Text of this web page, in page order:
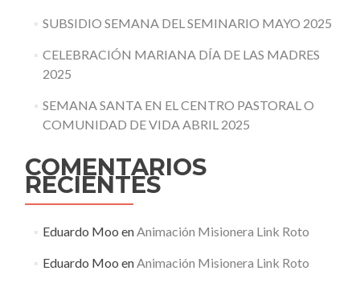
SUBSIDIO SEMANA DEL SEMINARIO MAYO 2025
CELEBRACIÓN MARIANA DÍA DE LAS MADRES
2025
SEMANA SANTA EN EL CENTRO PASTORAL O
COMUNIDAD DE VIDA ABRIL 2025
COMENTARIOS
RECIENTES
Eduardo Moo enAnimación Misionera Link Roto
Eduardo Moo enAnimación Misionera Link Roto